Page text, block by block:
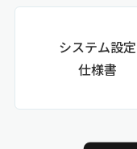
システム設定
仕様書